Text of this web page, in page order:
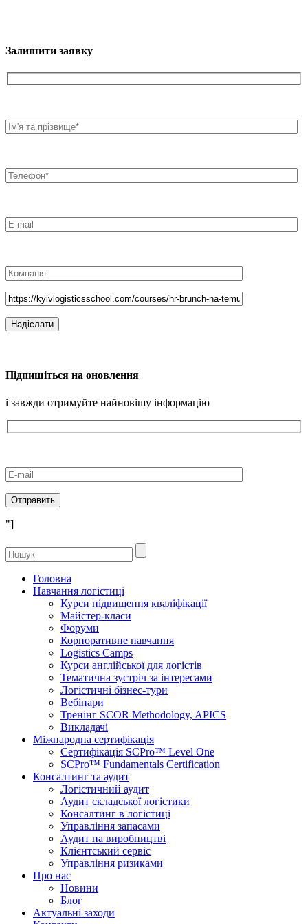
Залишити заявку
Підпишіться на оновлення
і завжди отримуйте найновішу інформацію
"]
Головна
Навчання логістиці
Курси підвищення кваліфікації
Майстер-класи
Форуми
Корпоративне навчання
Logistics Camps
Курси англійської для логістів
Тематична зустріч за інтересами
Логістичні бізнес-тури
Вебінари
Тренінг SCOR Methodology, APICS
Викладачі
Міжнародна сертифікація
Сертифікація SCPro™ Level One
SCPro™ Fundamentals Certification
Консалтинг та аудит
Логістичний аудит
Аудит складської логістики
Консалтинг в логістиці
Управління запасами
Аудит на виробництві
Клієнтський сервіс
Управління ризиками
Про нас
Новини
Блог
Актуальні заходи